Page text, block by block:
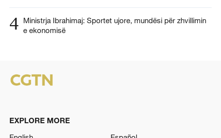
4 Ministrja Ibrahimaj: Sportet ujore, mundësi për zhvillimin
e ekonomisë
EXPLORE MORE